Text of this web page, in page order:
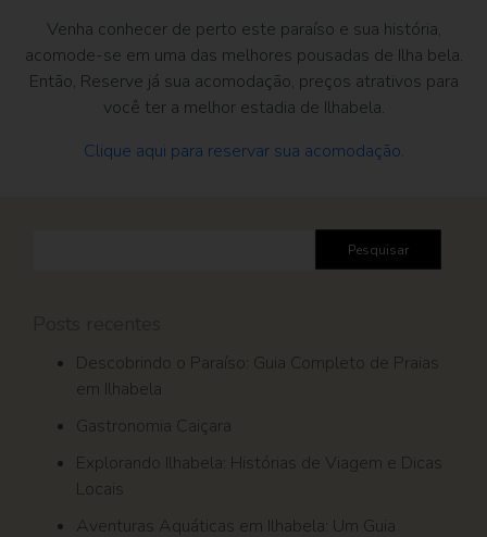
Venha conhecer de perto este paraíso e sua história,
acomode-se em uma das melhores pousadas de Ilha bela.
Então, Reserve já sua acomodação, preços atrativos para
você ter a melhor estadia de Ilhabela.
Clique aqui para reservar sua acomodação.
Pesquisar
por:
Descobrindo o Paraíso: Guia Completo de Praias
em Ilhabela
Gastronomia Caiçara
Explorando Ilhabela: Histórias de Viagem e Dicas
Locais
Aventuras Aquáticas em Ilhabela: Um Guia